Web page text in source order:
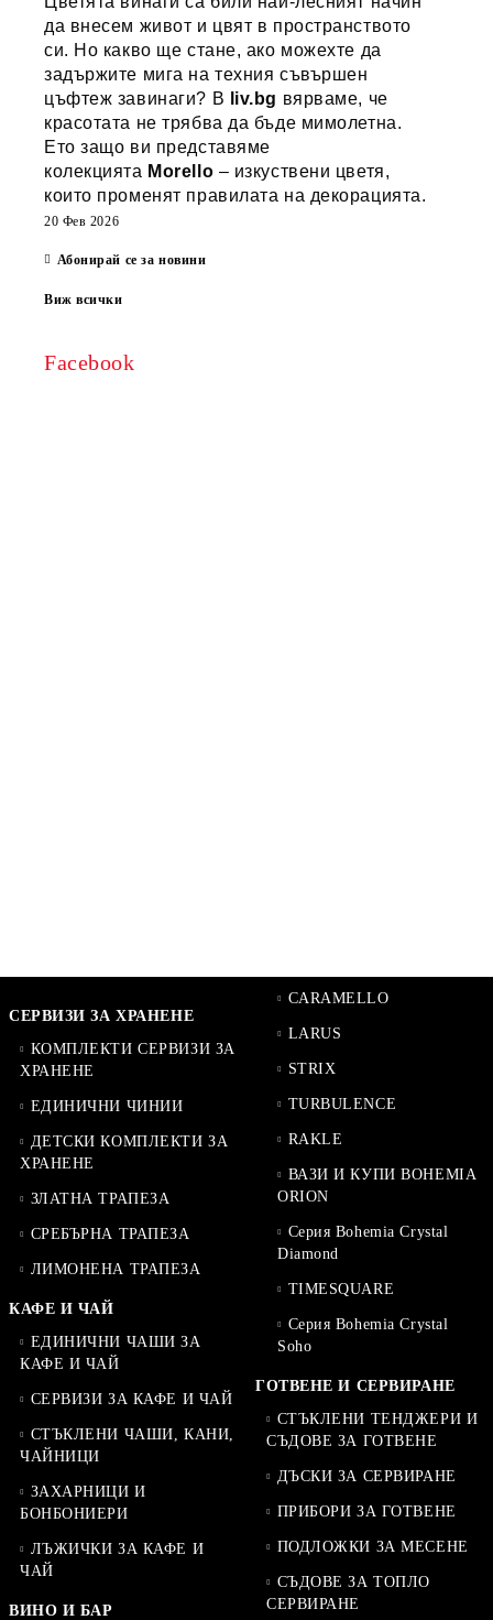
да внесем живот и цвят в пространството
си. Но какво ще стане, ако можехте да
задържите мига на техния съвършен
цъфтеж завинаги? В
liv.bg вярваме, че
красотата не трябва да бъде мимолетна.
Ето защо ви представяме
колекцията Morello – изкуствени цветя,
които променят правилата на декорацията.
20 Фев 2026
Абонирай се за новини
Виж всички
Facebook
СЕРВИЗИ ЗА ХРАНЕНЕ
КОМПЛЕКТИ СЕРВИЗИ ЗА
ХРАНЕНЕ
ЕДИНИЧНИ ЧИНИИ
ДЕТСКИ КОМПЛЕКТИ ЗА
ХРАНЕНЕ
ЗЛАТНА ТРАПЕЗА
СРЕБЪРНА ТРАПЕЗА
ЛИМОНЕНА ТРАПЕЗА
КАФЕ И ЧАЙ
ЕДИНИЧНИ ЧАШИ ЗА
КАФЕ И ЧАЙ
СЕРВИЗИ ЗА КАФЕ И ЧАЙ
СТЪКЛЕНИ ЧАШИ, КАНИ,
ЧАЙНИЦИ
ЗАХАРНИЦИ И
БОНБОНИЕРИ
ЛЪЖИЧКИ ЗА КАФЕ И
ЧАЙ
ВИНО И БАР
CARAMELLO
LARUS
STRIX
TURBULENCE
RAKLE
ВАЗИ И КУПИ BOHEMIA
ORION
Серия Bohemia Crystal
Diamond
TIMESQUARE
Серия Bohemia Crystal
Soho
ГОТВЕНЕ И СЕРВИРАНЕ
СТЪКЛЕНИ ТЕНДЖЕРИ И
СЪДОВЕ ЗА ГОТВЕНЕ
ДЪСКИ ЗА СЕРВИРАНЕ
ПРИБОРИ ЗА ГОТВЕНЕ
ПОДЛОЖКИ ЗА МЕСЕНЕ
СЪДОВЕ ЗА ТОПЛО
СЕРВИРАНЕ